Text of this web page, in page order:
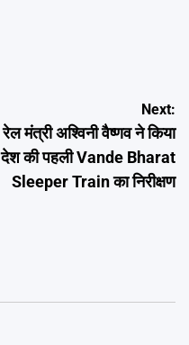
Next:
रेल मंत्री अश्विनी वैष्णव ने किया
देश की पहली Vande Bharat
Sleeper Train का निरीक्षण